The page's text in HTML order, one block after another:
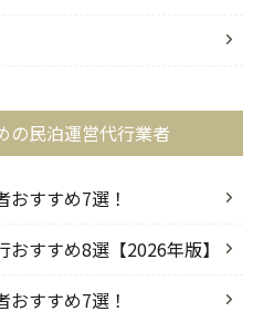
の民泊運営代行業者
すすめ7選！
すすめ8選【2026年版】
すすめ7選！